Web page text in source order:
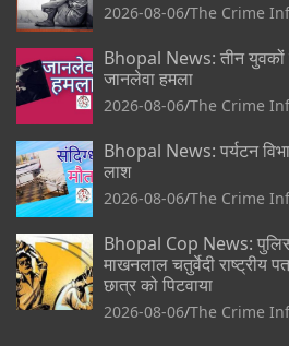
2026-08-06 The Crime
Bhopal News: तीन युवकों
जानलेवा हमला
2026-08-06 The Crime
Bhopal News: पर्यटन
लाश
2026-08-06 The Crime
Bhopal Cop News:
माखनलाल चतुर्वेदी राष्ट्रीय
छात्र को पिटवाया
2026-08-06 The Crime